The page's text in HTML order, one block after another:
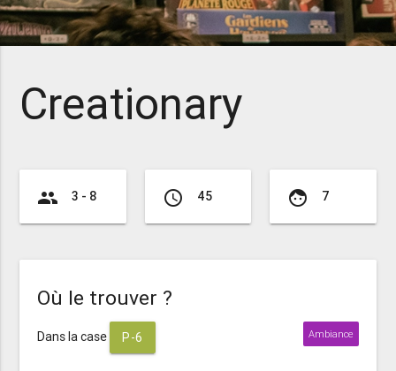
Creationary
group 3 - 8 access_time 45 face 7
Où le trouver ?
Dans la case P-6 Ambiance